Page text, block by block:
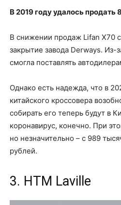
В 2019 году удалось продать
В снижении продаж Lifan X70
закрытие завода Derways. Из-
смогла поставлять
Однако есть надежда, что в
китайского кроссовера
собирать его теперь будут в
коронавирус, конечно. При
но незначительно – с 989
рублей.
3. HTM Laville